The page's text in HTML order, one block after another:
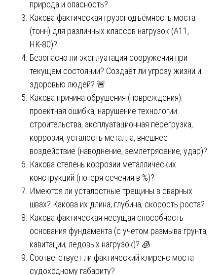
природа и опасность?
Какова фактическая грузоподъёмность моста
(тонн) для различных классов нагрузок (А11,
НК-80)?
Безопасно ли эксплуатация сооружения при
текущем состоянии? Создаёт ли угрозу жизни и
здоровью людей? 🚨
Какова причина обрушения (повреждения):
проектная ошибка, нарушение технологии
строительства, эксплуатационная перегрузка,
коррозия, усталость металла, внешнее
воздействие (наводнение, землетрясение, удар)?
Какова степень коррозии металлических
конструкций (потеря сечения в %)?
Имеются ли усталостные трещины в сварных
швах? Какова их длина, глубина, скорость роста?
Какова фактическая несущая способность
основания фундамента (с учётом размыва грунта,
кавитации, ледовых нагрузок)? 🧊
Соответствует ли фактический клиренс моста
судоходному габариту?